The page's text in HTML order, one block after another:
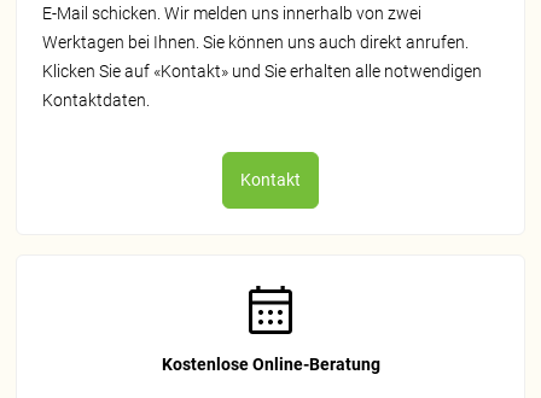
E‑Mail schicken. Wir melden uns innerhalb von zwei
Werktagen bei Ihnen. Sie können uns auch direkt anrufen.
Klicken Sie auf «Kontakt» und Sie erhalten alle notwendigen
Kontaktdaten.
Kontakt
Kostenlose Online-Beratung